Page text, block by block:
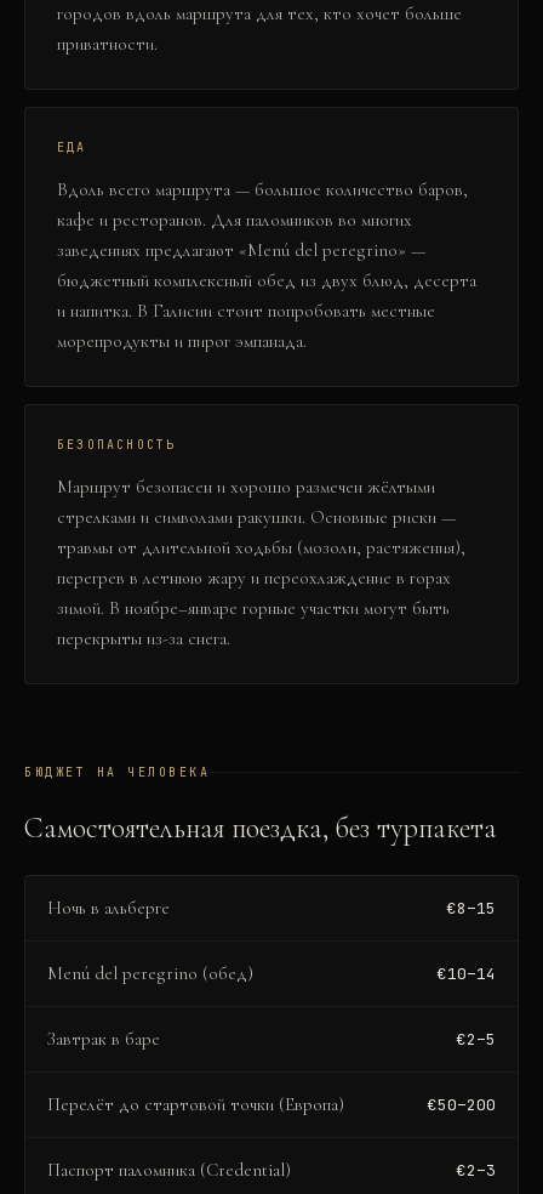
городов вдоль маршрута для тех, кто хочет больше
приватности.
ЕДА
Вдоль всего маршрута — большое количество баров,
кафе и ресторанов. Для паломников во многих
заведениях предлагают «Menú del peregrino» —
бюджетный комплексный обед из двух блюд, десерта
и напитка. В Галисии стоит попробовать местные
морепродукты и пирог эмпанада.
БЕЗОПАСНОСТЬ
Маршрут безопасен и хорошо размечен жёлтыми
стрелками и символами ракушки. Основные риски —
травмы от длительной ходьбы (мозоли, растяжения),
перегрев в летнюю жару и переохлаждение в горах
зимой. В ноябре–январе горные участки могут быть
перекрыты из-за снега.
БЮДЖЕТ НА ЧЕЛОВЕКА
Самостоятельная поездка, без турпакета
Ночь в альберге €8–15
Menú del peregrino (обед) €10–14
Завтрак в баре €2–5
Перелёт до стартовой точки (Европа) €50–200
Паспорт паломника (Credential) €2–3